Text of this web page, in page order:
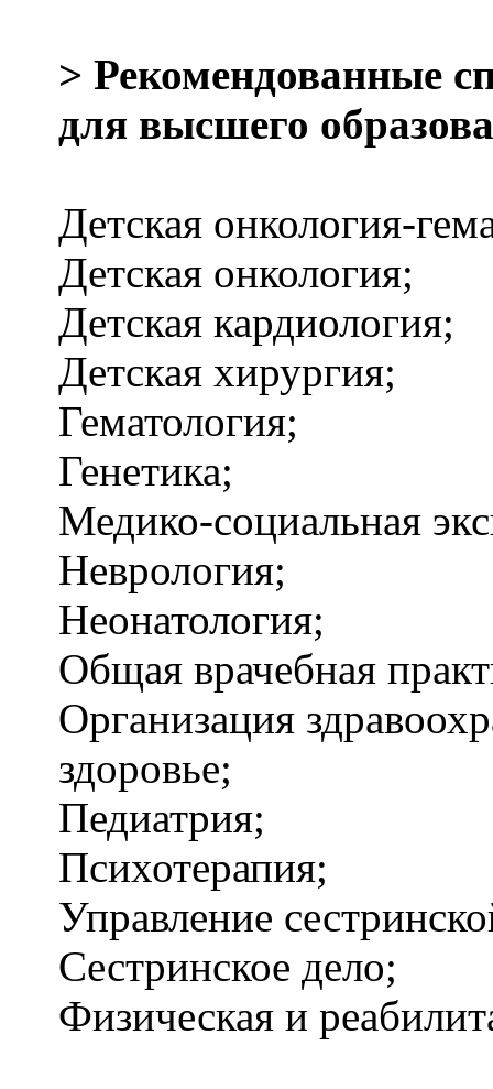
> Рекомендованные
для высшего
Детская онкология-
Детская онкология;
Детская кардиология;
Детская хирургия;
Гематология;
Генетика;
Медико-социальная
Неврология;
Неонатология;
Общая врачебная
Организация
здоровье;
Педиатрия;
Психотерапия;
Управление
Сестринское дело;
Физическая и